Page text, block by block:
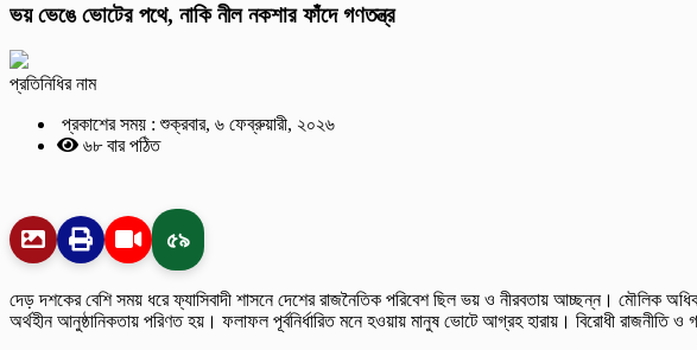
ভয় ভেঙে ভোটের পথে, নাকি নীল নকশার ফাঁদে গণতন্ত্র
প্রতিনিধির নাম
প্রকাশের সময় : শুক্রবার, ৬ ফেব্রুয়ারী, ২০২৬
৬৮ বার পঠিত
৫৯
দেড় দশকের বেশি সময় ধরে ফ্যাসিবাদী শাসনে দেশের রাজনৈতিক পরিবেশ ছিল ভয় ও নীরবতায় আচ্ছন্ন। মৌলিক
অর্থহীন আনুষ্ঠানিকতায় পরিণত হয়। ফলাফল পূর্বনির্ধারিত মনে হওয়ায় মানুষ ভোটে আগ্রহ হারায়। বিরোধী